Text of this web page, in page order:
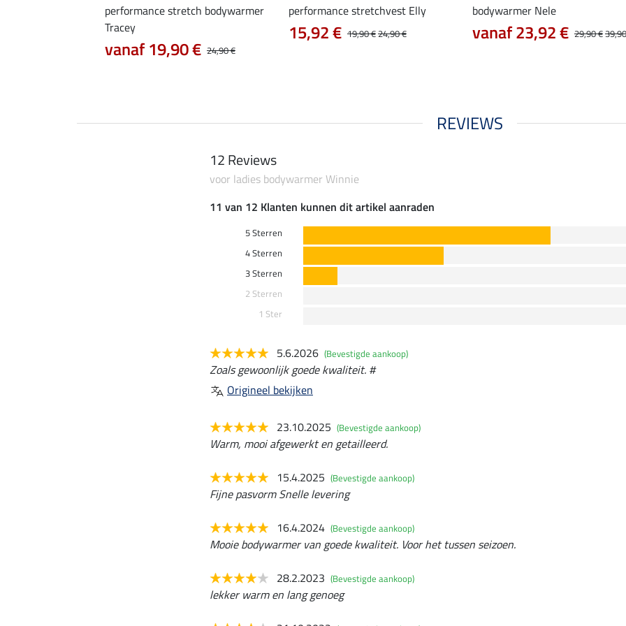
performance stretch bodywarmer
Tracey
24,90 €
vanaf 19,90 €
performance stretchvest Elly
19,90 €24,90 €
15,92 €
bodywarmer Nele
29,90 €
vanaf 23,92 €
REVIEWS
12 Reviews
voor ladies bodywarmer Winnie
11 van 12 Klanten kunnen dit artikel aanraden
5 Sterren
4 Sterren
3 Sterren
2 Sterren
1 Ster
5.6.2026 (Bevestigde aankoop)
Zoals gewoonlijk goede kwaliteit. #
Origineel bekijken
23.10.2025 (Bevestigde aankoop)
Warm, mooi afgewerkt en getailleerd.
15.4.2025 (Bevestigde aankoop)
Fijne pasvorm Snelle levering
16.4.2024 (Bevestigde aankoop)
Mooie bodywarmer van goede kwaliteit. Voor het tussen seizoen.
28.2.2023 (Bevestigde aankoop)
lekker warm en lang genoeg